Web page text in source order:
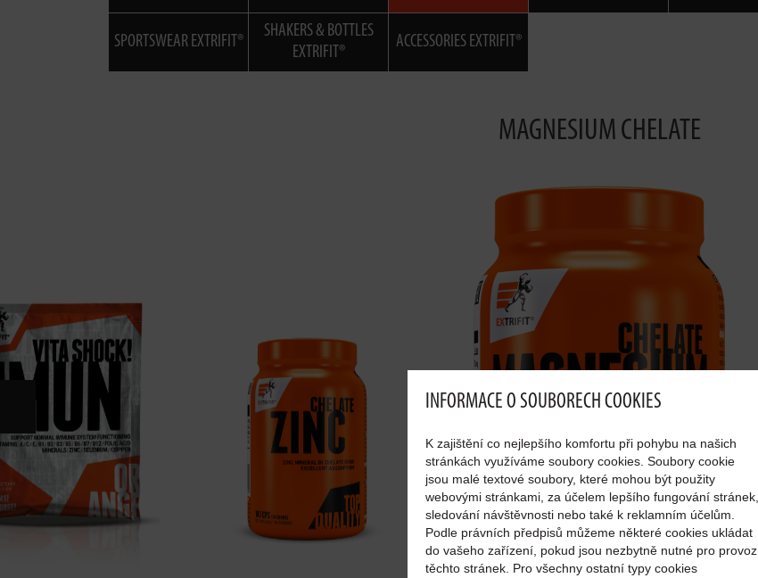
SPORTSWEAR EXTRIFIT®
SHAKERS & BOTTLES
EXTRIFIT®
ACCESSORIES EXTRIFIT®
MAGNESIUM CHELATE
INFORMACE O SOUBORECH COOKIES
K zajištění co nejlepšího komfortu při pohybu na našich
stránkách využíváme soubory cookies. Soubory cookie
jsou malé textové soubory, které mohou být použity
webovými stránkami, za účelem lepšího fungování stránek,
sledování návštěvnosti nebo také k reklamním účelům.
Podle právních předpisů můžeme některé cookies ukládat
do vašeho zařízení, pokud jsou nezbytně nutné pro provoz
těchto stránek. Pro všechny ostatní typy cookies